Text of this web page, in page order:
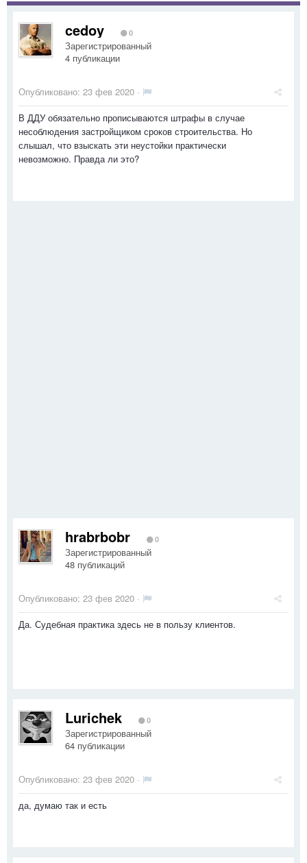
cedoy 0
Зарегистрированный
4 публикации
Опубликовано: 23 фев 2020 ·
В ДДУ обязательно прописываются штрафы в случае
несоблюдения застройщиком сроков строительства. Но
слышал, что взыскать эти неустойки практически
невозможно. Правда ли это?
hrabrbobr 0
Зарегистрированный
48 публикаций
Опубликовано: 23 фев 2020 ·
Да. Судебная практика здесь не в пользу клиентов.
Lurichek 0
Зарегистрированный
64 публикации
Опубликовано: 23 фев 2020 ·
да, думаю так и есть